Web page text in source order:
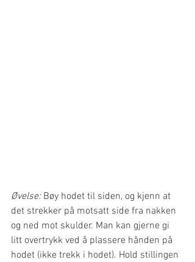
Øvelse: Bøy hodet til siden, og kjenn at
det strekker på motsatt side fra nakken
og ned mot skulder. Man kan gjerne gi
litt overtrykk ved å plassere hånden på
hodet (ikke trekk i hodet). Hold stillingen